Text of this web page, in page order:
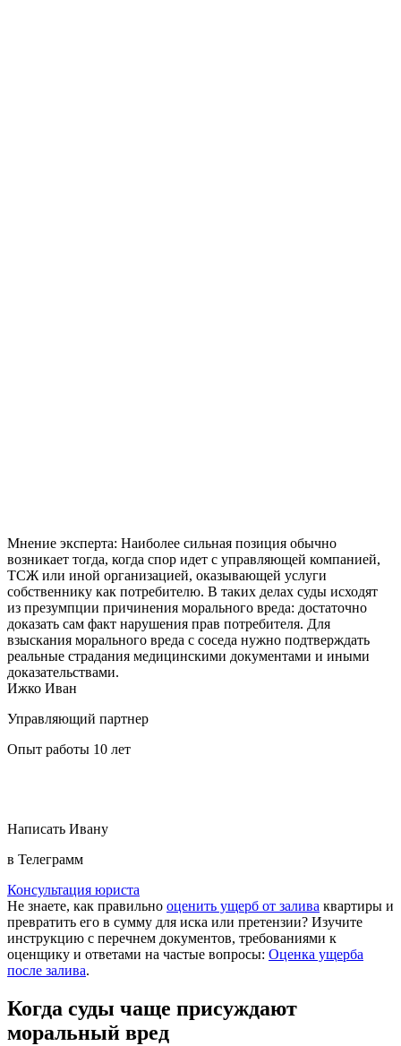
Мнение эксперта: Наиболее сильная позиция обычно
возникает тогда, когда спор идет с управляющей компанией,
ТСЖ или иной организацией, оказывающей услуги
собственнику как потребителю. В таких делах суды исходят
из презумпции причинения морального вреда: достаточно
доказать сам факт нарушения прав потребителя. Для
взыскания морального вреда с соседа нужно подтверждать
реальные страдания медицинскими документами и иными
доказательствами.
Ижко Иван
Управляющий партнер
Опыт работы 10 лет
Написать Ивану
в Телеграмм
Консультация юриста
Не знаете, как правильно оценить ущерб от залива квартиры и
превратить его в сумму для иска или претензии? Изучите
инструкцию с перечнем документов, требованиями к
оценщику и ответами на частые вопросы: Оценка ущерба
после залива.
Когда суды чаще присуждают
моральный вред